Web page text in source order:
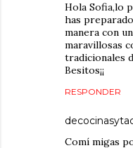
Hola Sofia,lo
has
manera con
maravillosas
tradicionales
Besitos¡¡
RESPONDER
Comí migas